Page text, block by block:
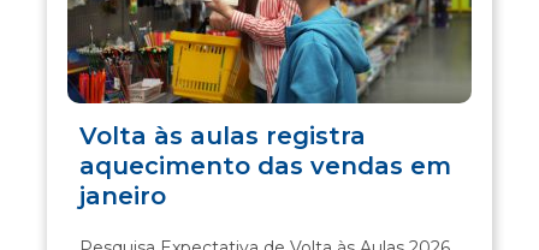
Volta às aulas registra
aquecimento das vendas em
janeiro